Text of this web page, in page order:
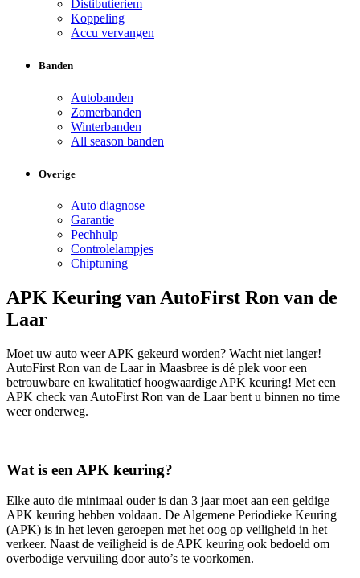
Distibutieriem
Koppeling
Accu vervangen
Banden
Autobanden
Zomerbanden
Winterbanden
All season banden
Overige
Auto diagnose
Garantie
Pechhulp
Controlelampjes
Chiptuning
APK Keuring van AutoFirst Ron van de
Laar
Moet uw auto weer APK gekeurd worden? Wacht niet langer!
AutoFirst Ron van de Laar in Maasbree is dé plek voor een
betrouwbare en kwalitatief hoogwaardige APK keuring! Met een
APK check van AutoFirst Ron van de Laar bent u binnen no time
weer onderweg.
Wat is een APK keuring?
Elke auto die minimaal ouder is dan 3 jaar moet aan een geldige
APK keuring hebben voldaan. De Algemene Periodieke Keuring
(APK) is in het leven geroepen met het oog op veiligheid in het
verkeer. Naast de veiligheid is de APK keuring ook bedoeld om
overbodige vervuiling door auto’s te voorkomen.